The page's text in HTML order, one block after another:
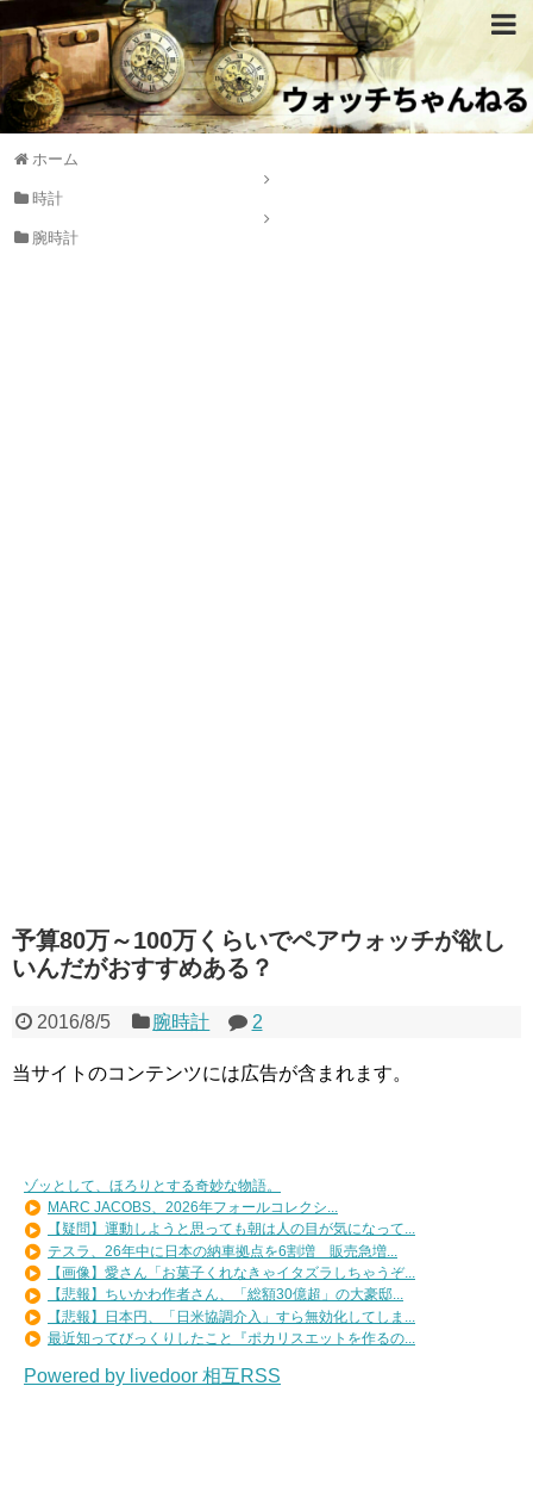
ホーム
時計
腕時計
予算80万～100万くらいでペアウォッチが欲し
いんだがおすすめある？
2016/8/5 腕時計 2
当サイトのコンテンツには広告が含まれます。
ゾッとして、ほろりとする奇妙な物語。
MARC JACOBS、2026年フォールコレクシ...
【疑問】運動しようと思っても朝は人の目が気になって...
テスラ、26年中に日本の納車拠点を6割増 販売急増...
【画像】愛さん「お菓子くれなきゃイタズラしちゃうぞ...
【悲報】ちいかわ作者さん、「総額30億超」の大豪邸...
【悲報】日本円、「日米協調介入」すら無効化してしま...
最近知ってびっくりしたこと『ポカリスエットを作るの...
Powered by livedoor 相互RSS